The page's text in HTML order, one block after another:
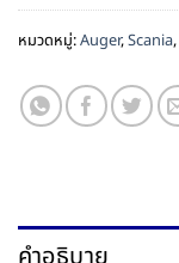
หมวดหมู่:Auger,Scania,